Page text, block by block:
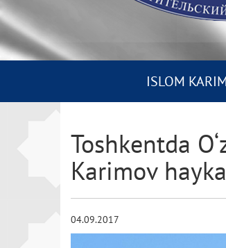
ISLOM
Toshkentda
Karimov
04.09.2017